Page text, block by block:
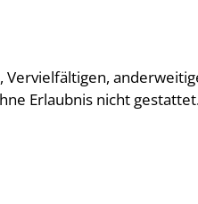
Vervielfältigen,
Erlaubnis nicht